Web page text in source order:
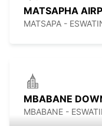
MATSAPHA
MATSAPA -
MBABANE
MBABANE -